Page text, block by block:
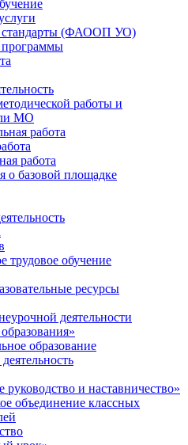
стандарты (ФАООП УО)
программы
работы и
МО
работа
работа
о базовой площадке
трудовое обучение
ресурсы
деятельности
образование
и наставничество»
объединение классных